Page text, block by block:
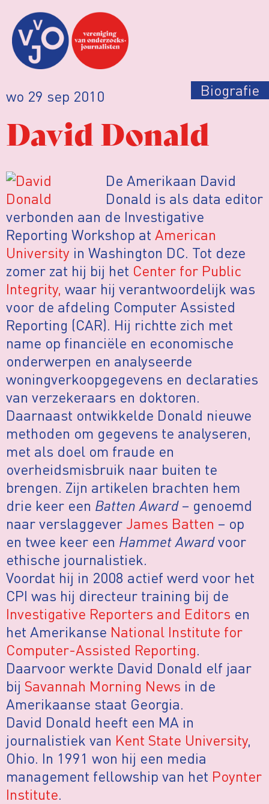
wo 29 sep 2010 Biografie
David Donald
De Amerikaan David
Donald is als data editor
verbonden aan de Investigative
Reporting Workshop at American
University in Washington DC. Tot deze
zomer zat hij bij het Center for Public
Integrity, waar hij verantwoordelijk was
voor de afdeling Computer Assisted
Reporting (CAR). Hij richtte zich met
name op financiële en economische
onderwerpen en analyseerde
woningverkoopgegevens en declaraties
van verzekeraars en doktoren.
Daarnaast ontwikkelde Donald nieuwe
methoden om gegevens te analyseren,
met als doel om fraude en
overheidsmisbruik naar buiten te
brengen. Zijn artikelen brachten hem
drie keer een Batten Award– genoemd
naar verslaggeverJames Batten – op
en twee keer een Hammet Awardvoor
ethische journalistiek.
Voordat hij in 2008 actief werd voor het
CPI was hij directeur training bij de
Investigative Reporters and Editors en
het Amerikanse National Institute for
Computer-Assisted Reporting.
Daarvoor werkte David Donald elf jaar
bij Savannah Morning News in de
Amerikaanse staat Georgia.
David Donald heeft een MA in
journalistiek van Kent State University,
Ohio. In 1991 won hij een media
management fellowship van het Poynter
Institute.